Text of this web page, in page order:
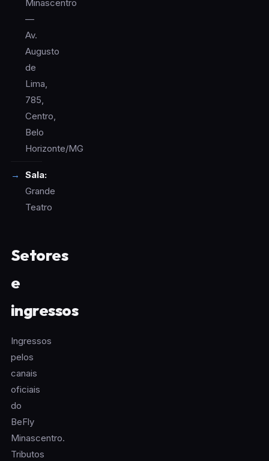
Minascentro
—
Av.
Augusto
de
Lima,
785,
Centro,
Belo
Horizonte/MG
Sala:
Grande
Teatro
Setores
e
ingressos
Ingressos
pelos
canais
oficiais
do
BeFly
Minascentro.
Tributos